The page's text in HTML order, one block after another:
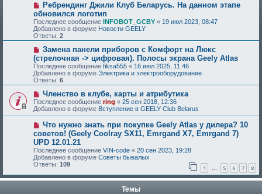
Ребрендинг Джили Клуб Беларусь. На данном этапе
обновился логотип
Последнее сообщение INFOBOT_GCBY « 19 июл 2023, 08:47
Добавлено в форуме Новости GEELY
Ответы: 2
Замена панели приборов с Комфорт на Люкс
(стрелочная -> цифровая). Полосы экрана Geely Atlas
Последнее сообщение fiksa555 « 16 июл 2025, 11:46
Добавлено в форуме Электрика и электрооборудование
Ответы: 6
Членство в клубе, карты и атрибутика
Последнее сообщение ring « 25 сен 2018, 12:36
Добавлено в форуме Вступление в GEELY Club Belarus
Что нужно знать при покупке Geely Atlas у дилера? 10
советов! (Geely Coolray SX11, Emrgand X7, Emrgand 7)
UPD 12.01.21
Последнее сообщение VIN-code « 20 сен 2023, 19:28
Добавлено в форуме Советы бывалых
Ответы: 109 1 … 5 6 7 8
Темы